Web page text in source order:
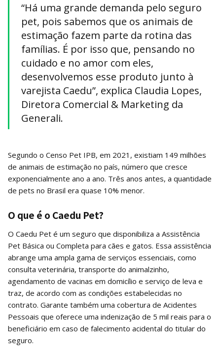
“Há uma grande demanda pelo seguro
pet, pois sabemos que os animais de
estimação fazem parte da rotina das
famílias. É por isso que, pensando no
cuidado e no amor com eles,
desenvolvemos esse produto junto à
varejista Caedu”, explica Claudia Lopes,
Diretora Comercial & Marketing da
Generali.
Segundo o Censo Pet IPB, em 2021, existiam 149 milhões
de animais de estimação no país, número que cresce
exponencialmente ano a ano. Três anos antes, a quantidade
de pets no Brasil era quase 10% menor.
O que é o Caedu Pet?
O Caedu Pet é um seguro que disponibiliza a Assistência
Pet Básica ou Completa para cães e gatos. Essa assistência
abrange uma ampla gama de serviços essenciais, como
consulta veterinária, transporte do animalzinho,
agendamento de vacinas em domicílio e serviço de leva e
traz, de acordo com as condições estabelecidas no
contrato. Garante também uma cobertura de Acidentes
Pessoais que oferece uma indenização de 5 mil reais para o
beneficiário em caso de falecimento acidental do titular do
seguro.